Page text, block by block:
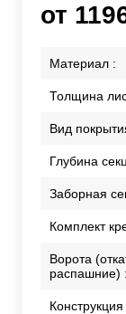
от
Материал :
Толщина
Вид
Глубина
Заборная
Комплект
Ворота
распашние) :
Конструкция